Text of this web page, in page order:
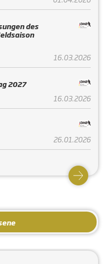
des
16.03.2026
2027
16.03.2026
26.01.2026